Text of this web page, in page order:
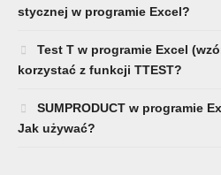
stycznej w programie Excel?
Test T w programie Excel
korzystać z funkcji TTEST?
SUMPRODUCT w programie
Jak używać?